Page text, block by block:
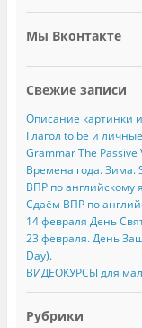
Мы Вконтакте
Свежие записи
Описание картинки
Глагол to be и
Grammar The
Времена года. Зима.
ВПР по английскому
Сдаём ВПР по
14 февраля День
23 февраля. День
Day).
ВИДЕОКУРСЫ для
Рубрики